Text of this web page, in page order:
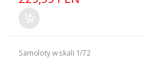
Samoloty w skali 1/72